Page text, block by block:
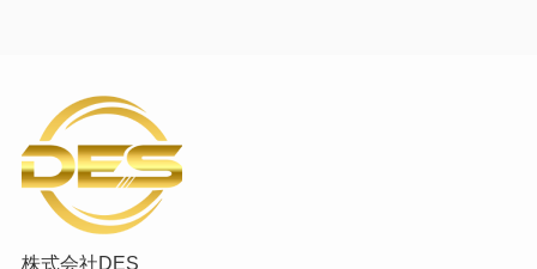
株式会社DES